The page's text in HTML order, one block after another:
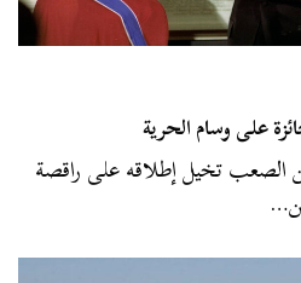
على وسام الحرية
الصعب تخيل إطلاقه على راقصة